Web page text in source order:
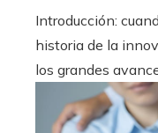
Introducción:
historia de la
los grandes